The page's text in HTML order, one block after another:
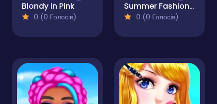
Blondy in Pink
0 (0 Голосів)
Summer Fashion Makeover
0 (0 Голосів)